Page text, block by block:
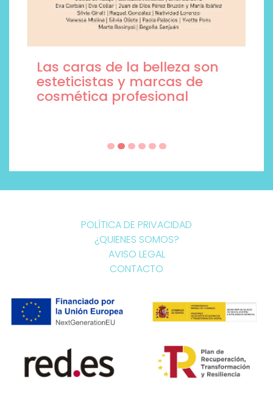
Las caras de la belleza son
esteticistas y marcas de
cosmética profesional
POLÍTICA DE PRIVACIDAD
¿QUIENES SOMOS?
AVISO LEGAL
CONTACTO